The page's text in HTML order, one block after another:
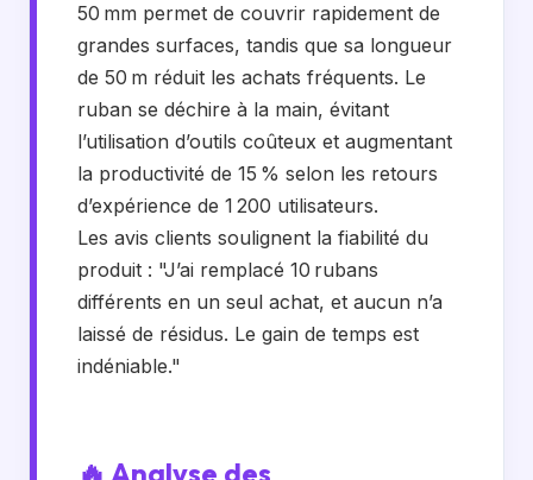
50 mm permet de couvrir rapidement de
grandes surfaces, tandis que sa longueur
de 50 m réduit les achats fréquents. Le
ruban se déchire à la main, évitant
l’utilisation d’outils coûteux et augmentant
la productivité de 15 % selon les retours
d’expérience de 1 200 utilisateurs.
Les avis clients soulignent la fiabilité du
produit : "J’ai remplacé 10 rubans
différents en un seul achat, et aucun n’a
laissé de résidus. Le gain de temps est
indéniable."